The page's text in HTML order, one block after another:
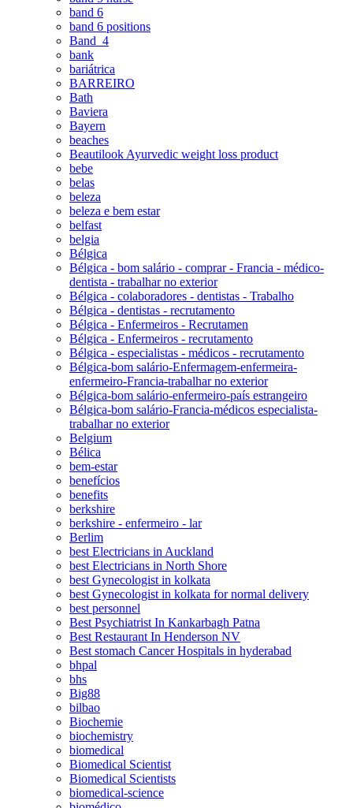
band 6
band 6 positions
Band_4
bank
bariátrica
BARREIRO
Bath
Baviera
Bayern
beaches
Beautilook Ayurvedic weight loss product
bebe
belas
beleza
beleza e bem estar
belfast
belgia
Bélgica
Bélgica - bom salário - comprar - Francia - médico-
dentista - trabalhar no exterior
Bélgica - colaboradores - dentistas - Trabalho
Bélgica - dentistas - recrutamento
Bélgica - Enfermeiros - Recrutamen
Bélgica - Enfermeiros - recrutamento
Bélgica - especialistas - médicos - recrutamento
Bélgica-bom salário-Enfermagem-enfermeira-
enfermeiro-Francia-trabalhar no exterior
Bélgica-bom salário-enfermeiro-país estrangeiro
Bélgica-bom salário-Francia-médicos especialista-
trabalhar no exterior
Belgium
Bélica
bem-estar
benefícios
benefits
berkshire
berkshire - enfermeiro - lar
Berlim
best Electricians in Auckland
best Electricians in North Shore
best Gynecologist in kolkata
best Gynecologist in kolkata for normal delivery
best personnel
Best Psychiatrist In Kankarbagh Patna
Best Restaurant In Henderson NV
Best stomach Cancer Hospitals in hyderabad
bhpal
bhs
Big88
bilbao
Biochemie
biochemistry
biomedical
Biomedical Scientist
Biomedical Scientists
biomedical-science